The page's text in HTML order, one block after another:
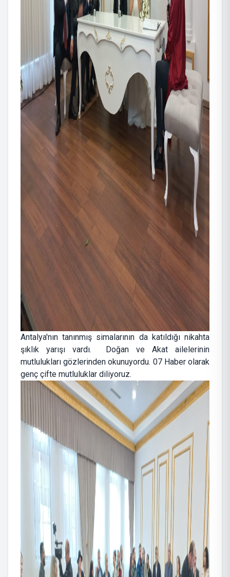
Antalya'nın tanınmış simalarının da katıldığı nikahta
şıklık yarışı vardı. Doğan ve Akat ailelerinin
mutlulukları gözlerinden okunuyordu. 07 Haber olarak
genç çifte mutluluklar diliyoruz.